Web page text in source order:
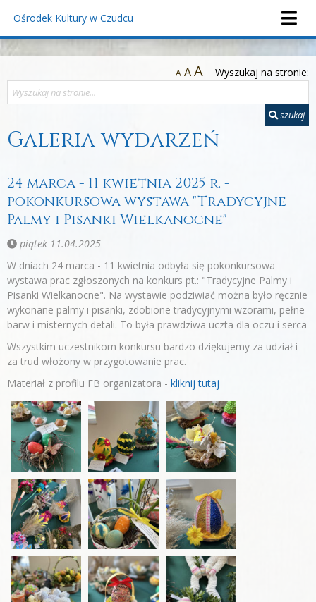
Ośrodek Kultury w Czudcu
A AA Wyszukaj na stronie:
szukaj
Galeria wydarzeń
24 marca - 11 kwietnia 2025 r. -
pokonkursowa wystawa "Tradycyjne
Palmy i Pisanki Wielkanocne"
piątek 11.04.2025
W dniach 24 marca - 11 kwietnia odbyła się pokonkursowa
wystawa prac zgłoszonych na konkurs pt.: "Tradycyjne Palmy i
Pisanki Wielkanocne". Na wystawie podziwiać można było ręcznie
wykonane palmy i pisanki, zdobione tradycyjnymi wzorami, pełne
barw i misternych detali. To była prawdziwa uczta dla oczu i serca
Wszystkim uczestnikom konkursu bardzo dziękujemy za udział i
za trud włożony w przygotowanie prac.
Materiał z profilu FB organizatora - kliknij tutaj